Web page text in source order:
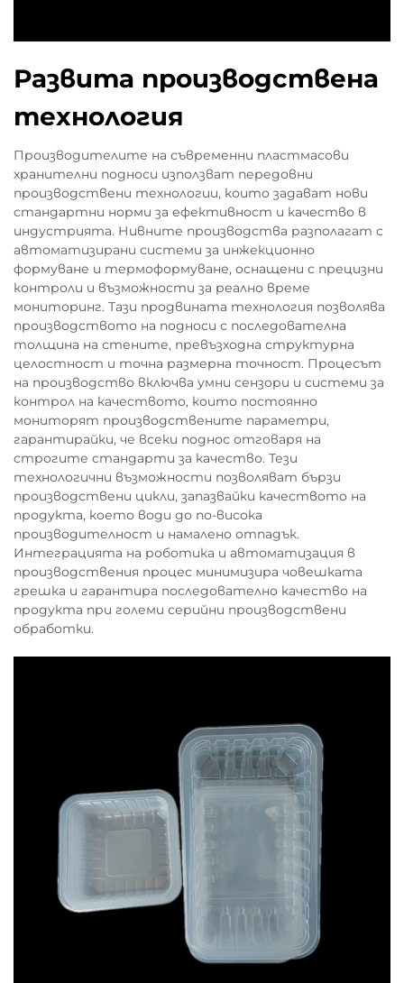
Развита производствена
технология
Производителите на съвременни пластмасови
хранителни подноси използват передовни
производствени технологии, които задават нови
стандартни норми за ефективност и качество в
индустрията. Нивните производства разполагат с
автоматизирани системи за инжекционно
формуване и термоформуване, оснащени с прецизни
контроли и възможности за реално време
мониторинг. Тази продвината технология позволява
производството на подноси с последователна
толщина на стените, превъзходна структурна
целостност и точна размерна точност. Процесът
на производство включва умни сензори и системи за
контрол на качеството, които постоянно
мониторят производствените параметри,
гарантирайки, че всеки поднос отговаря на
строгите стандарти за качество. Тези
технологични възможности позволяват бързи
производствени цикли, запазвайки качеството на
продукта, което води до по-висока
производителност и намалено отпадък.
Интеграцията на роботика и автоматизация в
производствения процес минимизира човешката
грешка и гарантира последователно качество на
продукта при големи серийни производствени
обработки.